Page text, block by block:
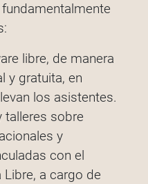
libre, de manera
y gratuita, en
los asistentes.
talleres sobre
y
con el
Libre, a cargo de